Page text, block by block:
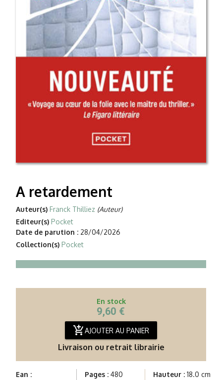
A retardement
Auteur(s) Franck Thilliez (Auteur)
Editeur(s) Pocket
Date de parution : 28/04/2026
Collection(s) Pocket
En stock
9,60 €
add_shopping_cartAJOUTER AU PANIER
Livraison ou retrait librairie
Ean :
Pages :480 Hauteur : 18.0 cm